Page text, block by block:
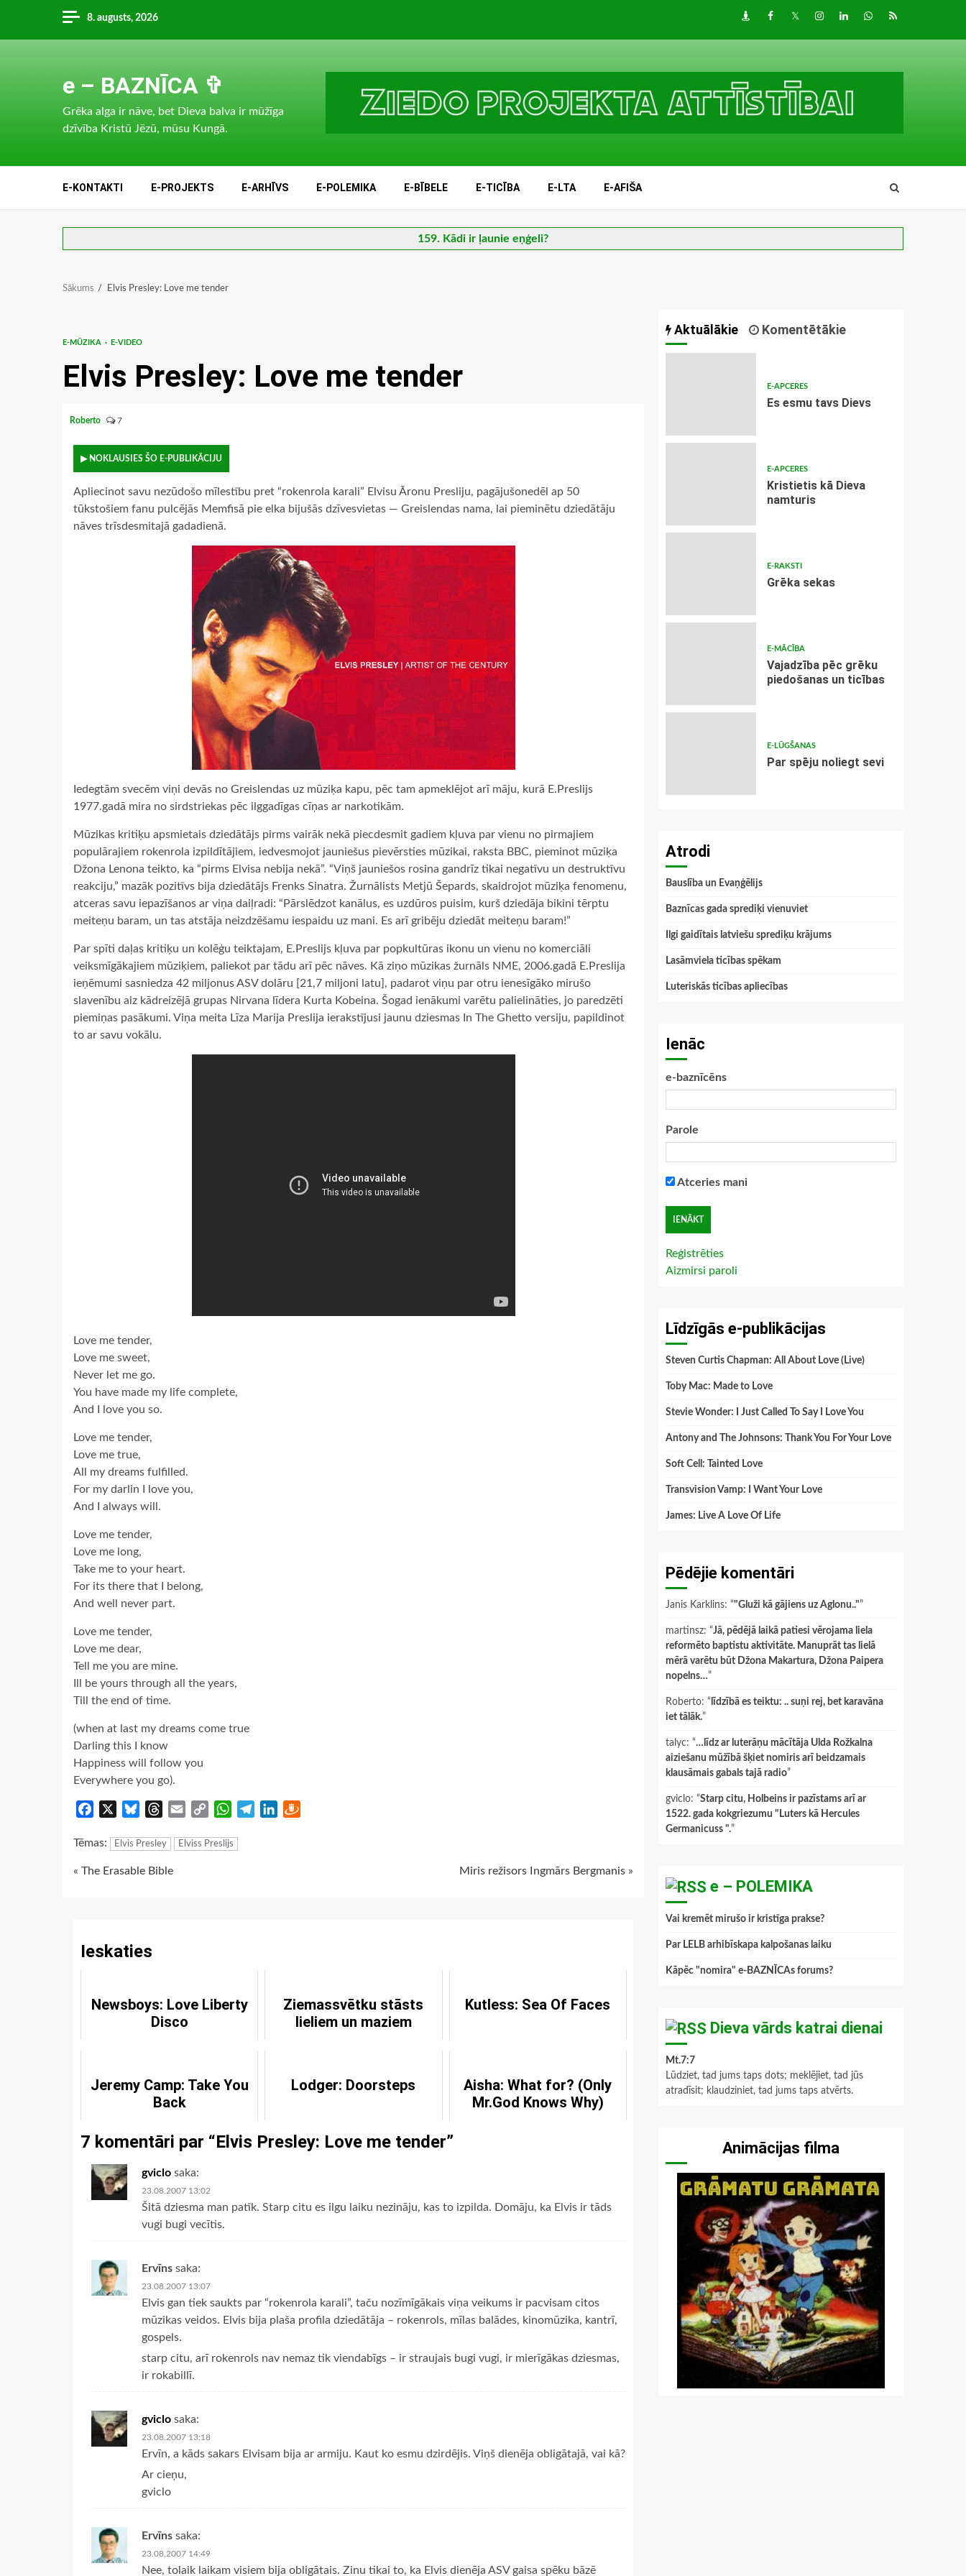
content
8. augusts, 2026 DraugiemFacebook
TwitterInstagram
LinkedInwhatsapp
RSS
e – BAZNĪCA ✞
Grēka alga ir nāve, bet Dieva balva ir mūžīga
dzīvība Kristū Jēzū, mūsu Kungā.
E-KONTAKTI E-PROJEKTS E-ARHĪVS E-POLEMIKA E-BĪBELE E-TICĪBA E-LTA E-AFIŠA
159. Kādi ir ļaunie eņģeli?
Sākums Elvis Presley: Love me tender
E-MŪZIKA E-VIDEO
Elvis Presley: Love me tender
Roberto 7
▶ NOKLAUSIES ŠO E-PUBLIKĀCIJU
Apliecinot savu nezūdošo mīlestību pret “rokenrola karali” Elvisu Āronu Presliju, pagājušonedēl ap 50
tūkstošiem fanu pulcējās Memfisā pie elka bijušās dzīvesvietas — Greislendas nama, lai pieminētu dziedātāju
nāves trīsdesmitajā gadadienā.
Iedegtām svecēm viņi devās no Greislendas uz mūziķa kapu, pēc tam apmeklējot arī māju, kurā E.Preslijs
1977.gadā mira no sirdstriekas pēc ilggadīgas cīņas ar narkotikām.
Mūzikas kritiķu apsmietais dziedātājs pirms vairāk nekā piecdesmit gadiem kļuva par vienu no pirmajiem
populārajiem rokenrola izpildītājiem, iedvesmojot jauniešus pievērsties mūzikai, raksta BBC, pieminot mūziķa
Džona Lenona teikto, ka “pirms Elvisa nebija nekā”. “Viņš jauniešos rosina gandrīz tikai negatīvu un destruktīvu
reakciju,” mazāk pozitīvs bija dziedātājs Frenks Sinatra. Žurnālists Metjū Šepards, skaidrojot mūziķa fenomenu,
atceras savu iepazīšanos ar viņa daiļradi: “Pārslēdzot kanālus, es uzdūros puisim, kurš dziedāja bikini tērptu
meiteņu baram, un tas atstāja neizdzēšamu iespaidu uz mani. Es arī gribēju dziedāt meiteņu baram!”
Par spīti daļas kritiķu un kolēģu teiktajam, E.Preslijs kļuva par popkultūras ikonu un vienu no komerciāli
veiksmīgākajiem mūziķiem, paliekot par tādu arī pēc nāves. Kā ziņo mūzikas žurnāls NME, 2006.gadā E.Preslija
ieņēmumi sasniedza 42 miljonus ASV dolāru [21,7 miljoni latu], padarot viņu par otru ienesīgāko mirušo
slavenību aiz kādreizējā grupas Nirvana līdera Kurta Kobeina. Šogad ienākumi varētu palielināties, jo paredzēti
piemiņas pasākumi. Viņa meita Līza Marija Preslija ierakstījusi jaunu dziesmas In The Ghetto versiju, papildinot
to ar savu vokālu.
Love me tender,
Love me sweet,
Never let me go.
You have made my life complete,
And I love you so.
Love me tender,
Love me true,
All my dreams fulfilled.
For my darlin I love you,
And I always will.
Love me tender,
Love me long,
Take me to your heart.
For its there that I belong,
And well never part.
Love me tender,
Love me dear,
Tell me you are mine.
Ill be yours through all the years,
Till the end of time.
(when at last my dreams come true
Darling this I know
Happiness will follow you
Everywhere you go).
Facebook BlueskyThreads
Email
Copy
WhatsApp
TelegramLinkedIn
Tēmas: Elvis Presley Elviss Preslijs
Continue
« The Erasable Bible Miris režisors Ingmārs Bergmanis »
Ieskaties
Newsboys: Love Liberty
Disco
Ziemassvētku stāsts
lieliem un maziem
Kutless: Sea Of Faces
Jeremy Camp: Take You
Back
Lodger: Doorsteps
Aisha: What for? (Only
Mr.God Knows Why)
7 komentāri par “Elvis Presley: Love me tender”
gviclo saka:
23.08.2007 13:02
Šitā dziesma man patīk. Starp citu es ilgu laiku nezināju, kas to izpilda. Domāju, ka Elvis ir tāds
vugi bugi vecītis.
Ervīns saka:
23.08.2007 13:07
Elvis gan tiek saukts par “rokenrola karali”, taču nozīmīgākais viņa veikums ir pacvisam citos
mūzikas veidos. Elvis bija plaša profila dziedātāja – rokenrols, mīlas balādes, kinomūzika, kantrī,
gospels.
starp citu, arī rokenrols nav nemaz tik viendabīgs – ir straujais bugi vugi, ir mierīgākas dziesmas,
ir rokabillī.
gviclo saka:
23.08.2007 13:18
Ervīn, a kāds sakars Elvisam bija ar armiju. Kaut ko esmu dzirdējis. Viņš dienēja obligātajā, vai kā?
Ar cieņu,
gviclo
Ervīns saka:
23.08.2007 14:49
Nee, tolaik laikam visiem bija obligātais. Zinu tikai to, ka Elvis dienēja ASV gaisa spēku bāzē
Aktuālākie Komentētākie
E-APCERES
Es esmu tavs Dievs
E-APCERES
Kristietis kā Dieva
namturis
E-RAKSTI
Grēka sekas
E-MĀCĪBA
Vajadzība pēc grēku
piedošanas un ticības
E-LŪGŠANAS
Par spēju noliegt sevi
Atrodi
Bauslība un Evaņģēlijs
Baznīcas gada sprediķi vienuviet
Ilgi gaidītais latviešu sprediķu krājums
Lasāmviela ticības spēkam
Luteriskās ticības apliecības
Ienāc
e-baznīcēns
Parole
Atceries mani
Reģistrēties
Aizmirsi paroli
Līdzīgās e-publikācijas
Steven Curtis Chapman: All About Love (Live)
Toby Mac: Made to Love
Stevie Wonder: I Just Called To Say I Love You
Antony and The Johnsons: Thank You For Your Love
Soft Cell: Tainted Love
Transvision Vamp: I Want Your Love
James: Live A Love Of Life
Pēdējie komentāri
Janis Karklins: “"Gluži kā gājiens uz Aglonu.."”
martinsz: “Jā, pēdējā laikā patiesi vērojama liela
reformēto baptistu aktivitāte. Manuprāt tas lielā
mērā varētu būt Džona Makartura, Džona Paipera
nopelns…”
Roberto: “ līdzībā es teiktu: .. suņi rej, bet karavāna
iet tālāk.”
talyc: “…līdz ar luterāņu mācītāja Ulda Rožkalna
aiziešanu mūžībā šķiet nomiris arī beidzamais
klausāmais gabals tajā radio”
gviclo: “Starp citu, Holbeins ir pazīstams arī ar
1522. gada kokgriezumu "Luters kā Hercules
Germanicuss ".”
e – POLEMIKA
Vai kremēt mirušo ir kristīga prakse?
Par LELB arhibīskapa kalpošanas laiku
Kāpēc "nomira" e-BAZNĪCAs forums?
Dieva vārds katrai dienai
Mt.7:7
Lūdziet, tad jums taps dots; meklējiet, tad jūs
atradīsit; klaudziniet, tad jums taps atvērts.
Animācijas filma